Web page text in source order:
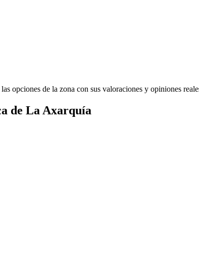
opciones de la zona con sus valoraciones y opiniones
de La Axarquía